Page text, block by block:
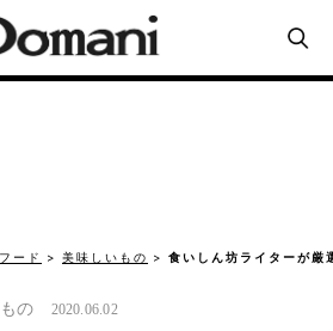
フード 美味しいもの 食いしん坊ライターが厳
の 2020.06.02